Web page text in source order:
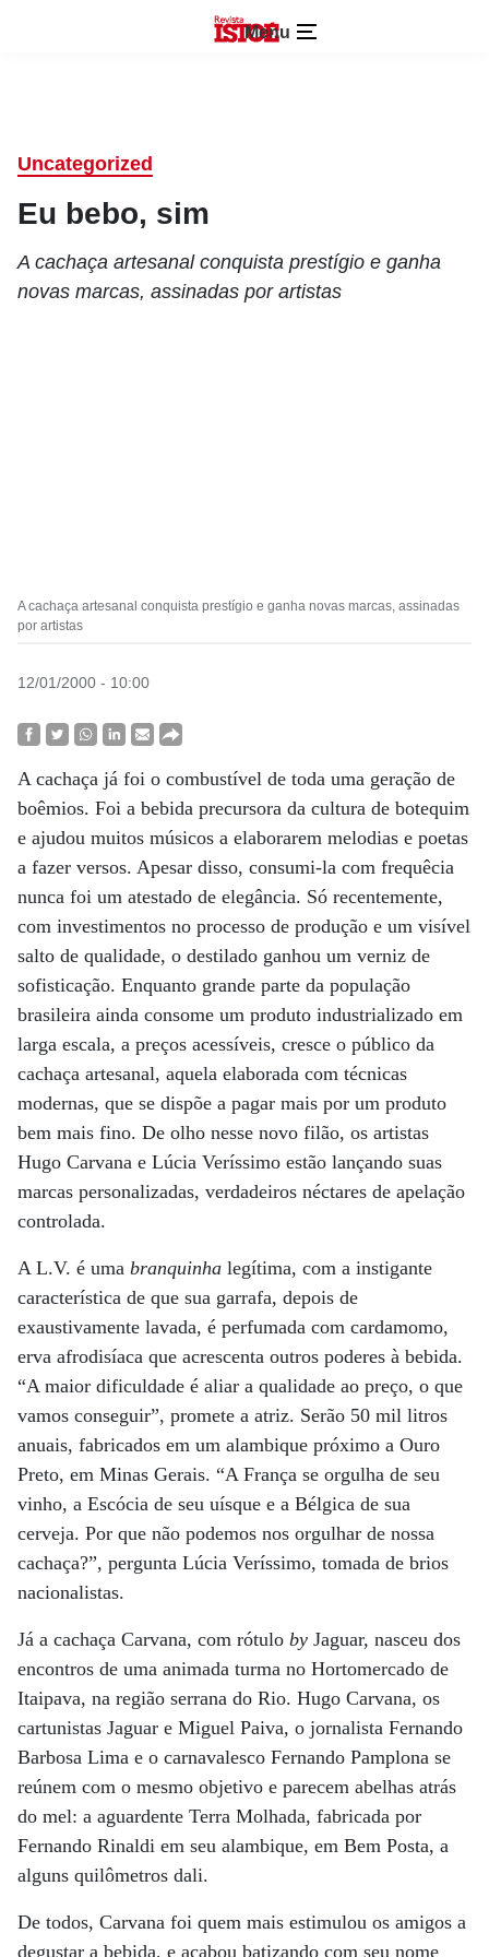
Menu
Uncategorized
Eu bebo, sim
A cachaça artesanal conquista prestígio e ganha
novas marcas, assinadas por artistas
A cachaça artesanal conquista prestígio e ganha novas marcas, assinadas
por artistas
12/01/2000 - 10:00
A cachaça já foi o combustível de toda uma geração de
boêmios. Foi a bebida precursora da cultura de botequim
e ajudou muitos músicos a elaborarem melodias e poetas
a fazer versos. Apesar disso, consumi-la com frequêcia
nunca foi um atestado de elegância. Só recentemente,
com investimentos no processo de produção e um visível
salto de qualidade, o destilado ganhou um verniz de
sofisticação. Enquanto grande parte da população
brasileira ainda consome um produto industrializado em
larga escala, a preços acessíveis, cresce o público da
cachaça artesanal, aquela elaborada com técnicas
modernas, que se dispõe a pagar mais por um produto
bem mais fino. De olho nesse novo filão, os artistas
Hugo Carvana e Lúcia Veríssimo estão lançando suas
marcas personalizadas, verdadeiros néctares de apelação
controlada.
A L.V. é uma branquinha legítima, com a instigante
característica de que sua garrafa, depois de
exaustivamente lavada, é perfumada com cardamomo,
erva afrodisíaca que acrescenta outros poderes à bebida.
“A maior dificuldade é aliar a qualidade ao preço, o que
vamos conseguir”, promete a atriz. Serão 50 mil litros
anuais, fabricados em um alambique próximo a Ouro
Preto, em Minas Gerais. “A França se orgulha de seu
vinho, a Escócia de seu uísque e a Bélgica de sua
cerveja. Por que não podemos nos orgulhar de nossa
cachaça?”, pergunta Lúcia Veríssimo, tomada de brios
nacionalistas.
Já a cachaça Carvana, com rótulo by Jaguar, nasceu dos
encontros de uma animada turma no Hortomercado de
Itaipava, na região serrana do Rio. Hugo Carvana, os
cartunistas Jaguar e Miguel Paiva, o jornalista Fernando
Barbosa Lima e o carnavalesco Fernando Pamplona se
reúnem com o mesmo objetivo e parecem abelhas atrás
do mel: a aguardente Terra Molhada, fabricada por
Fernando Rinaldi em seu alambique, em Bem Posta, a
alguns quilômetros dali.
De todos, Carvana foi quem mais estimulou os amigos a
degustar a bebida, e acabou batizando com seu nome